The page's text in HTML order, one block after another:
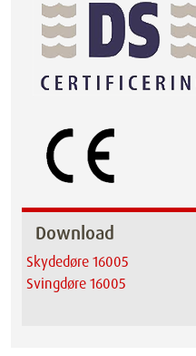
Download
Skydedøre 16005
Svingdøre 16005